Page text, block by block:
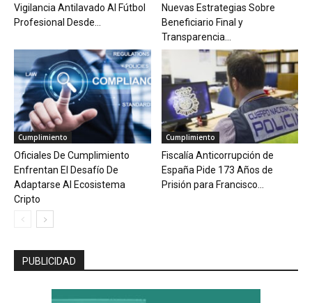
Vigilancia Antilavado Al Fútbol
Profesional Desde...
Nuevas Estrategias Sobre
Beneficiario Final y
Transparencia...
Cumplimiento
Oficiales De Cumplimiento
Enfrentan El Desafío De
Adaptarse Al Ecosistema
Cripto
Cumplimiento
Fiscalía Anticorrupción de
España Pide 173 Años de
Prisión para Francisco...
PUBLICIDAD